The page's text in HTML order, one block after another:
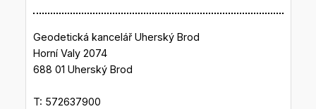
Geodetická kancelář Uherský Brod
Horní Valy 2074
688 01 Uherský Brod
T: 572637900